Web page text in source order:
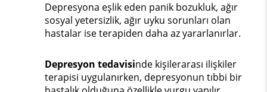
Depresyona eşlik eden panik bozukluk, ağır
sosyal yetersizlik, ağır uyku sorunları olan
hastalar ise terapiden daha az yararlanırlar.
Depresyon tedavisinde kişilerarası ilişkiler
terapisi uygulanırken, depresyonun tıbbi bir